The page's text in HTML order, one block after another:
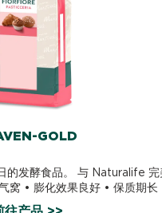
GOLD
的发酵食品。 与 Naturalife 完
窝 • 膨化效果良好 • 保质期长